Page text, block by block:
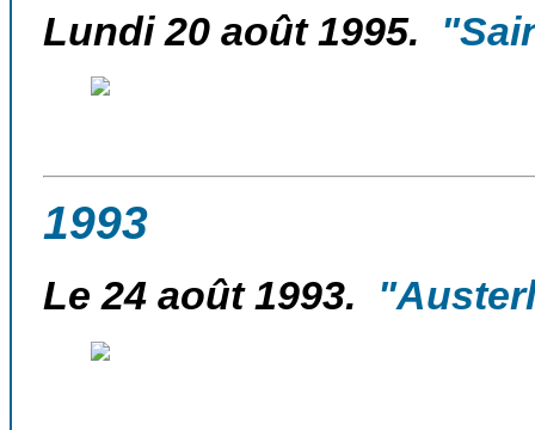
Lundi 20 août 1995.
1993
Le 24 août 1993.